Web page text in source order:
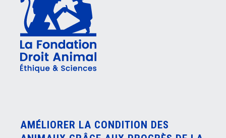
AMÉLIORER LA CONDITION DES